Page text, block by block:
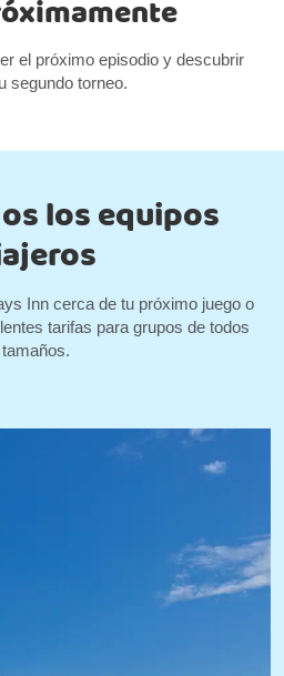
el próximo episodio y descubrir
segundo torneo.
los equipos
Inn cerca de tu próximo juego o
tarifas para grupos de todos
tamaños.